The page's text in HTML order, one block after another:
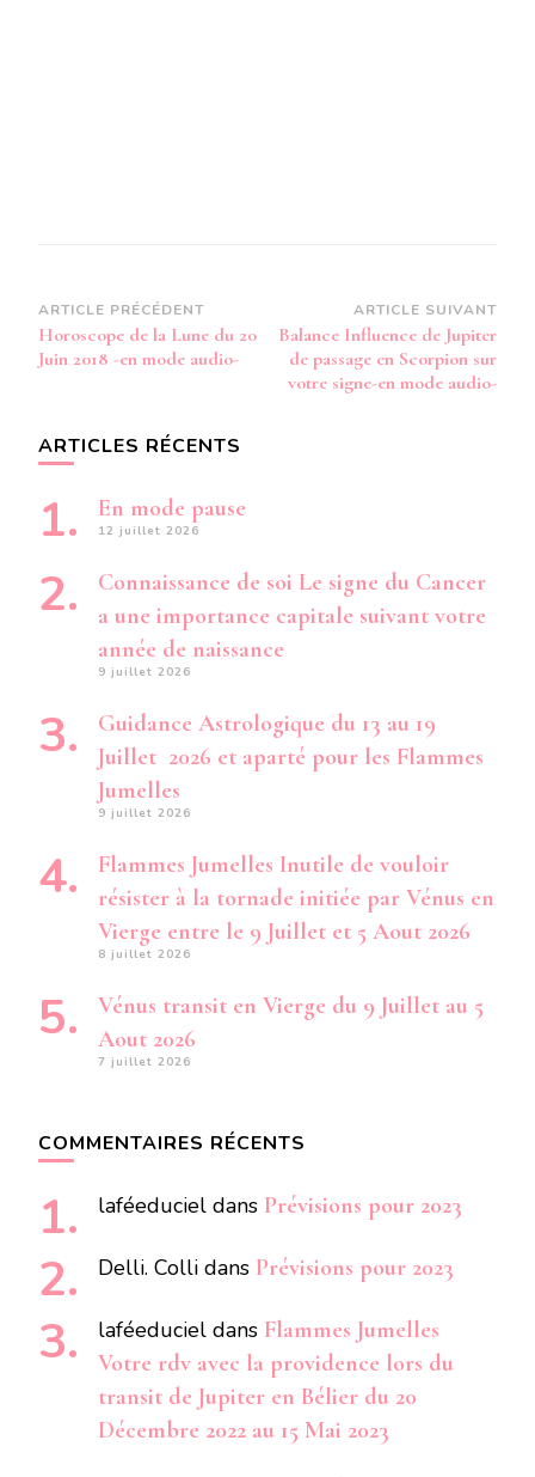
Navigation
d’article
ARTICLE PRÉCÉDENT
Horoscope de la Lune du 20
Juin 2018 -en mode audio-
ARTICLE SUIVANT
Balance Influence de Jupiter
de passage en Scorpion sur
votre signe-en mode audio-
ARTICLES RÉCENTS
En mode pause
12 juillet 2026
Connaissance de soi Le signe du Cancer
a une importance capitale suivant votre
année de naissance
9 juillet 2026
Guidance Astrologique du 13 au 19
Juillet 2026 et aparté pour les Flammes
Jumelles
9 juillet 2026
Flammes Jumelles Inutile de vouloir
résister à la tornade initiée par Vénus en
Vierge entre le 9 Juillet et 5 Aout 2026
8 juillet 2026
Vénus transit en Vierge du 9 Juillet au 5
Aout 2026
7 juillet 2026
COMMENTAIRES RÉCENTS
laféeduciel dans Prévisions pour 2023
Delli. Colli dans Prévisions pour 2023
laféeduciel dans Flammes Jumelles
Votre rdv avec la providence lors du
transit de Jupiter en Bélier du 20
Décembre 2022 au 15 Mai 2023